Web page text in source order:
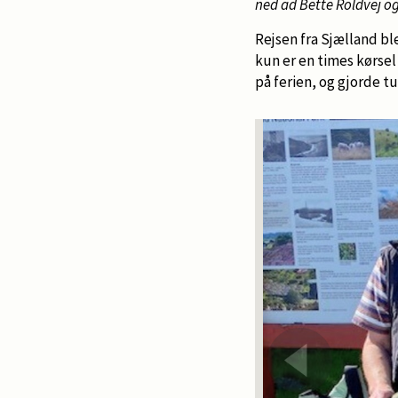
ned ad Bette Roldvej
Rejsen fra Sjælland
kun er en times
på ferien, og gjorde